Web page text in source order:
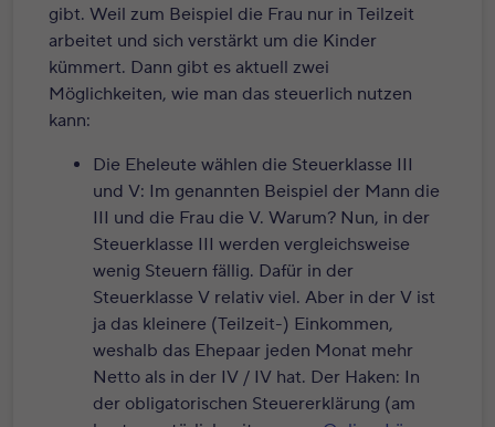
gibt. Weil zum Beispiel die Frau nur in Teilzeit
arbeitet und sich verstärkt um die Kinder
kümmert. Dann gibt es aktuell zwei
Möglichkeiten, wie man das steuerlich nutzen
kann:
Die Eheleute wählen die Steuerklasse III
und V: Im genannten Beispiel der Mann die
III und die Frau die V. Warum? Nun, in der
Steuerklasse III werden vergleichsweise
wenig Steuern fällig. Dafür in der
Steuerklasse V relativ viel. Aber in der V ist
ja das kleinere (Teilzeit-) Einkommen,
weshalb das Ehepaar jeden Monat mehr
Netto als in der IV / IV hat. Der Haken: In
der obligatorischen Steuererklärung (am